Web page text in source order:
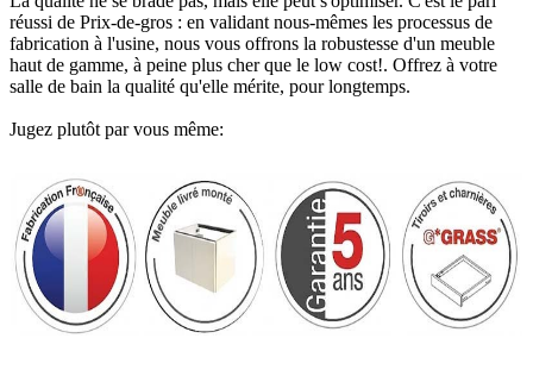
réussi de Prix-de-gros : en validant nous-mêmes les processus de
fabrication à l'usine, nous vous offrons la robustesse d'un meuble
haut de gamme, à peine plus cher que le low cost!. Offrez à votre
salle de bain la qualité qu'elle mérite, pour longtemps.
Jugez plutôt par vous même: